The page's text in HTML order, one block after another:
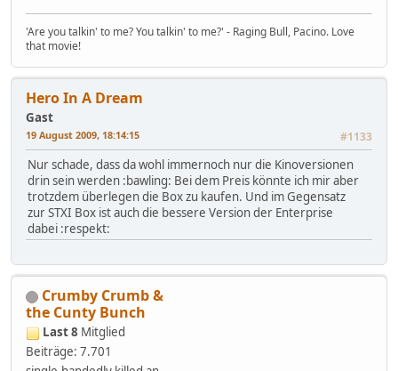
'Are you talkin' to me? You talkin' to me?' - Raging Bull, Pacino. Love
that movie!
Hero In A Dream
Gast
19 August 2009, 18:14:15 #1133
Nur schade, dass da wohl immernoch nur die Kinoversionen
drin sein werden :bawling: Bei dem Preis könnte ich mir aber
trotzdem überlegen die Box zu kaufen. Und im Gegensatz
zur STXI Box ist auch die bessere Version der Enterprise
dabei :respekt:
Crumby Crumb &
the Cunty Bunch
Last 8 Mitglied
Beiträge: 7.701